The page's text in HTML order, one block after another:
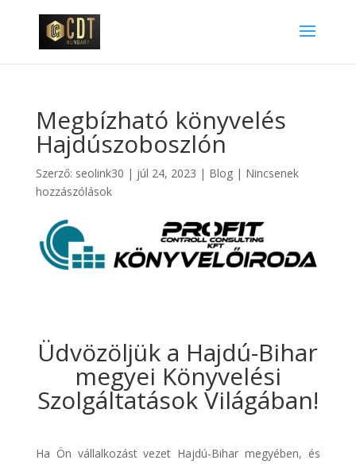
Megbízható könyvelés
Hajdúszoboszlón
Szerző: seolink30 | júl 24, 2023 | Blog| Nincsenek
hozzászólások
Üdvözöljük a Hajdú-Bihar
megyei Könyvelési
Szolgáltatások Világában!
Ha Ön vállalkozást vezet Hajdú-Bihar megyében, és